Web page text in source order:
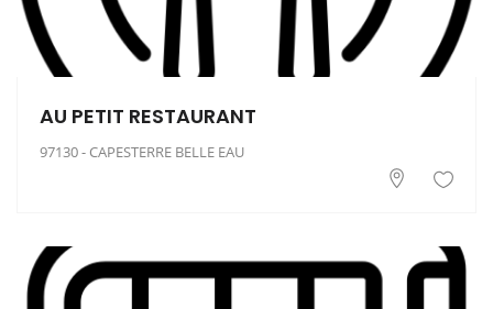
AU PETIT RESTAURANT
97130 - CAPESTERRE BELLE EAU